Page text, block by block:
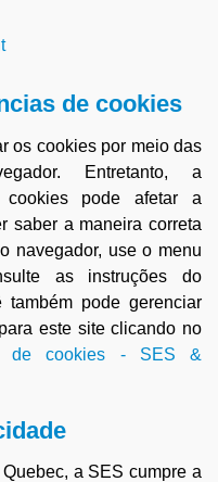
de cookies
os cookies por meio das
Entretanto, a
cookies pode afetar a
saber a maneira correta
navegador, use o menu
as instruções do
também pode gerenciar
este site clicando no
de cookies - SES &
a SES cumpre a